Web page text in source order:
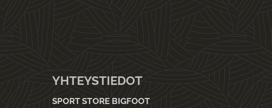
YHTEYSTIEDOT
SPORT STORE BIGFOOT